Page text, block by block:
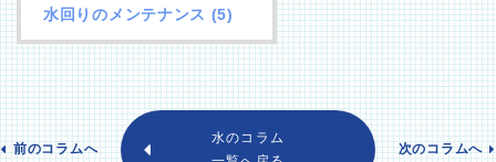
水回りのメンテナンス (5)
前のコラムへ
水のコラム
次のコラムへ